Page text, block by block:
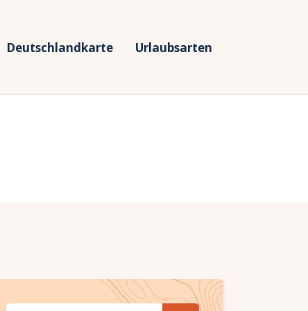
Deutschlandkarte Urlaubsarten